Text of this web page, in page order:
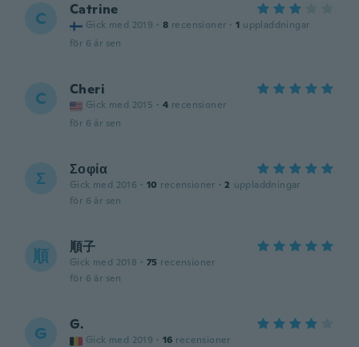
C Catrine
Gick med 2019 · 8 recensioner · 1 uppladdningar
för 6 år sen
C Cheri
Gick med 2015 · 4 recensioner
för 6 år sen
Σ Σοφία
Gick med 2016 · 10 recensioner · 2 uppladdningar
för 6 år sen
順 順子
Gick med 2018 · 75 recensioner
för 6 år sen
G G.
Gick med 2019 · 16 recensioner